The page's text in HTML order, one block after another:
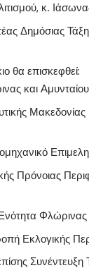
κ.
Δημόσιας
θα επισκεφθεί:
και Αμυνταίου
Πρόνοιας
Φλώρινας
Εκλογικής
Συνέντευξη